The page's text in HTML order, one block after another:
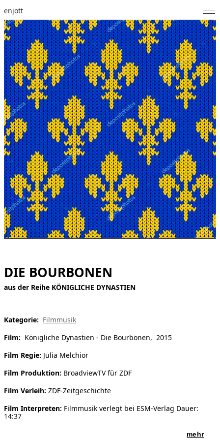
enjott
Home
Selected Works
Werkverzeichnis
About
Fotos
Kalender
Publikationen
Notizen
Feed
[ Suche ]
DIE BOURBONEN
aus der Reihe KÖNIGLICHE DYNASTIEN
Kategorie: Filmmusik
Film: Königliche Dynastien - Die Bourbonen, 2015
Film Regie: Julia Melchior
Film Produktion: BroadviewTV für ZDF
Film Verleih: ZDF-Zeitgeschichte
Film Interpreten: Filmmusik verlegt bei ESM-Verlag Dauer:
14:37
mehr